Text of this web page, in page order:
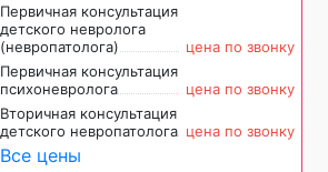
Первичная консультация
детского невролога
(невропатолога)
цена по звонку
Первичная консультация
психоневролога
цена по звонку
Вторичная консультация
детского невропатолога цена по звонку
Все цены